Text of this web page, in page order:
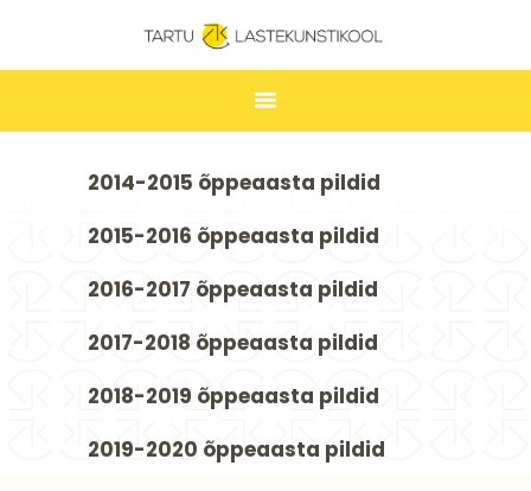
TARTU LASTEKUNSTIKOOL
ESILEHT
UUDISED
ÕPPIMINE
TUNNIPLAAN
LASTEKUNSTIKOOL
KONTAKT
STUUDIUM
2014-2015 õppeaasta pildid
2015-2016 õppeaasta pildid
2016-2017 õppeaasta pildid
2017-2018 õppeaasta pildid
2018-2019 õppeaasta pildid
2019-2020 õppeaasta pildid